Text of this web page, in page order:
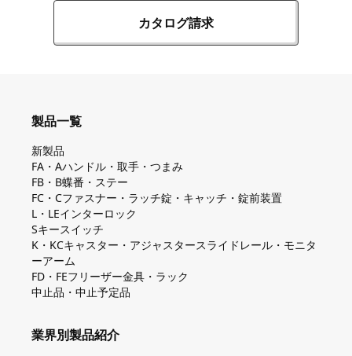
カタログ請求
製品一覧
新製品
FA・Aハンドル・取手・つまみ
FB・B蝶番・ステー
FC・Cファスナー・ラッチ錠・キャッチ・錠前装置
L・LEインターロック
Sキースイッチ
K・KCキャスター・アジャスタースライドレール・モニタ
ーアーム
FD・FEフリーザー金具・ラック
中止品・中止予定品
業界別製品紹介